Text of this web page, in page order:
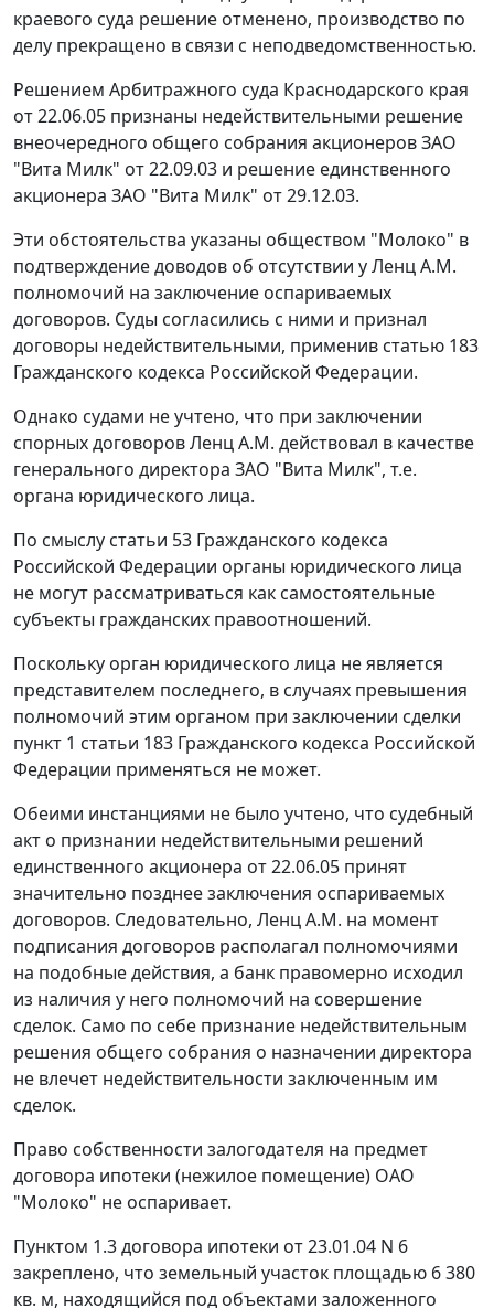
краевого суда решение отменено, производство по
делу прекращено в связи с неподведомственностью.
Решением Арбитражного суда Краснодарского края
от 22.06.05 признаны недействительными решение
внеочередного общего собрания акционеров ЗАО
"Вита Милк" от 22.09.03 и решение единственного
акционера ЗАО "Вита Милк" от 29.12.03.
Эти обстоятельства указаны обществом "Молоко" в
подтверждение доводов об отсутствии у Ленц А.М.
полномочий на заключение оспариваемых
договоров. Суды согласились с ними и признал
договоры недействительными, применив статью 183
Гражданского кодекса Российской Федерации.
Однако судами не учтено, что при заключении
спорных договоров Ленц А.М. действовал в качестве
генерального директора ЗАО "Вита Милк", т.е.
органа юридического лица.
По смыслу статьи 53 Гражданского кодекса
Российской Федерации органы юридического лица
не могут рассматриваться как самостоятельные
субъекты гражданских правоотношений.
Поскольку орган юридического лица не является
представителем последнего, в случаях превышения
полномочий этим органом при заключении сделки
пункт 1 статьи 183 Гражданского кодекса Российской
Федерации применяться не может.
Обеими инстанциями не было учтено, что судебный
акт о признании недействительными решений
единственного акционера от 22.06.05 принят
значительно позднее заключения оспариваемых
договоров. Следовательно, Ленц А.М. на момент
подписания договоров располагал полномочиями
на подобные действия, а банк правомерно исходил
из наличия у него полномочий на совершение
сделок. Само по себе признание недействительным
решения общего собрания о назначении директора
не влечет недействительности заключенным им
сделок.
Право собственности залогодателя на предмет
договора ипотеки (нежилое помещение) ОАО
"Молоко" не оспаривает.
Пунктом 1.3 договора ипотеки от 23.01.04 N 6
закреплено, что земельный участок площадью 6 380
кв. м, находящийся под объектами заложенного